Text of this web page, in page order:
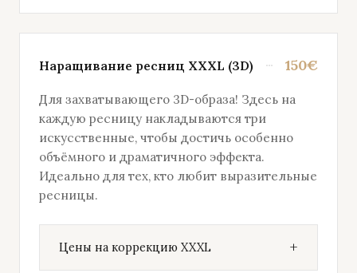
Наращивание ресниц XXXL (3D) 150€
Для захватывающего 3D-образа! Здесь на
каждую ресницу накладываются три
искусственные, чтобы достичь особенно
объёмного и драматичного эффекта.
Идеально для тех, кто любит выразительные
ресницы.
Цены на коррекцию XXXL